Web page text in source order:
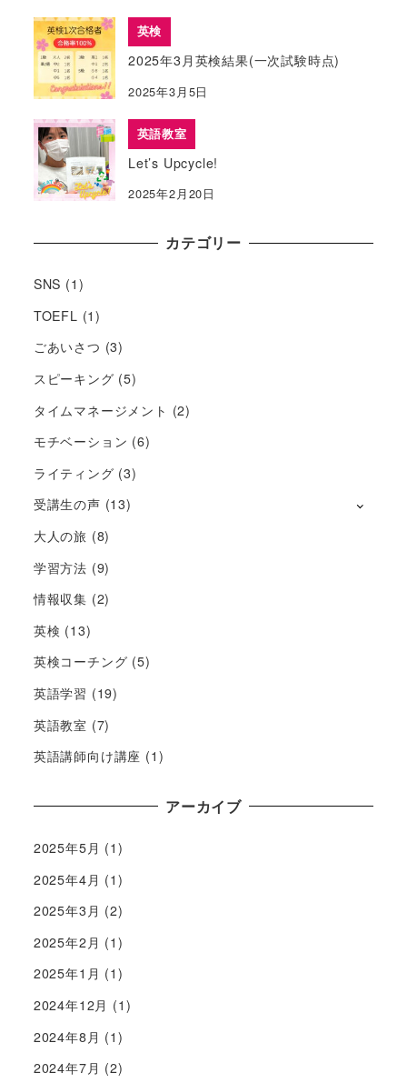
英検
2025年3月英検結果(一次試験時点)
2025年3月5日
英語教室
Let’s Upcycle!
2025年2月20日
カテゴリー
SNS (1)
TOEFL (1)
ごあいさつ (3)
スピーキング (5)
タイムマネージメント (2)
モチベーション (6)
ライティング (3)
受講生の声 (13)
大人の旅 (8)
学習方法 (9)
情報収集 (2)
英検 (13)
英検コーチング (5)
英語学習 (19)
英語教室 (7)
英語講師向け講座 (1)
アーカイブ
2025年5月 (1)
2025年4月 (1)
2025年3月 (2)
2025年2月 (1)
2025年1月 (1)
2024年12月 (1)
2024年8月 (1)
2024年7月 (2)